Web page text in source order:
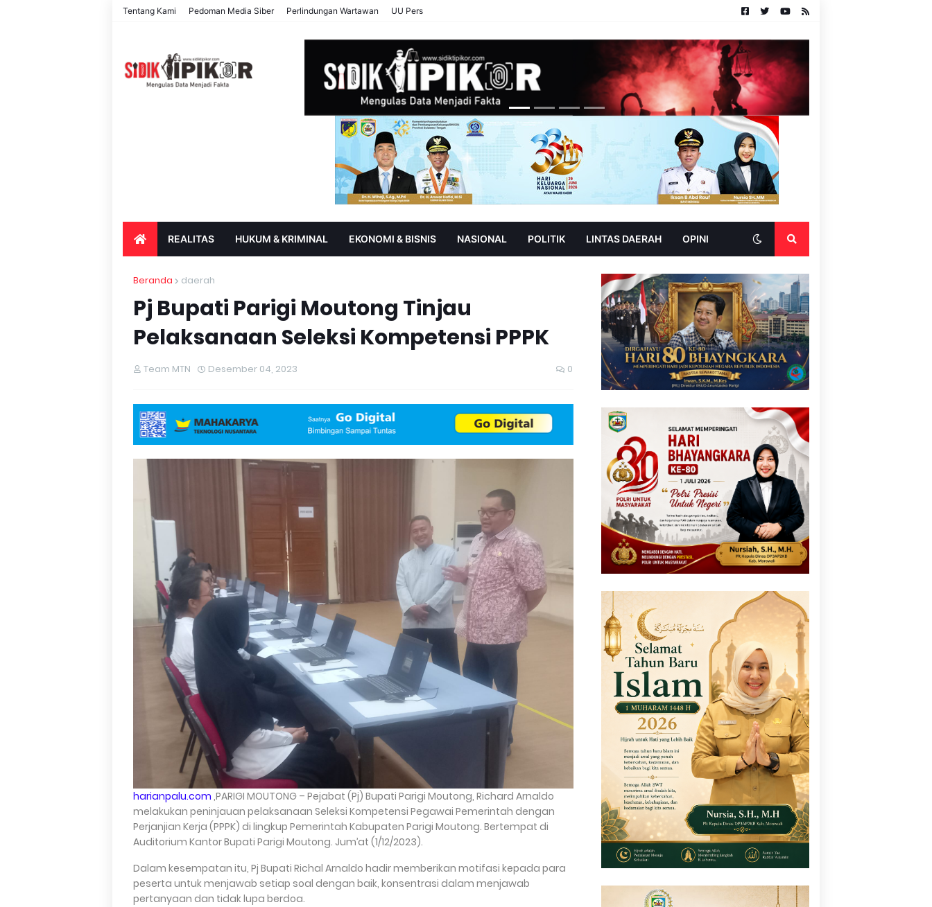
Tentang Kami Pedoman Media Siber Perlindungan Wartawan UU Pers
REALITAS HUKUM & KRIMINAL EKONOMI & BISNIS NASIONAL POLITIK LINTAS DAERAH OPINI
Beranda daerah
Pj Bupati Parigi Moutong Tinjau
Pelaksanaan Seleksi Kompetensi PPPK
Team MTN Desember 04, 2023 0
harianpalu.com ,PARIGI MOUTONG – Pejabat (Pj) Bupati Parigi Moutong, Richard Arnaldo
melakukan peninjauan pelaksanaan Seleksi Kompetensi Pegawai Pemerintah dengan
Perjanjian Kerja (PPPK) di lingkup Pemerintah Kabupaten Parigi Moutong. Bertempat di
Auditorium Kantor Bupati Parigi Moutong. Jum’at (1/12/2023).
Dalam kesempatan itu, Pj Bupati Richal Arnaldo hadir memberikan motifasi kepada para
peserta untuk menjawab setiap soal dengan baik, konsentrasi dalam menjawab
pertanyaan dan tidak lupa berdoa.